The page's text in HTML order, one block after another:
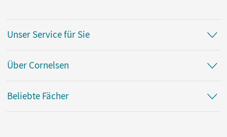
Unser Service für Sie
Über Cornelsen
Beliebte Fächer